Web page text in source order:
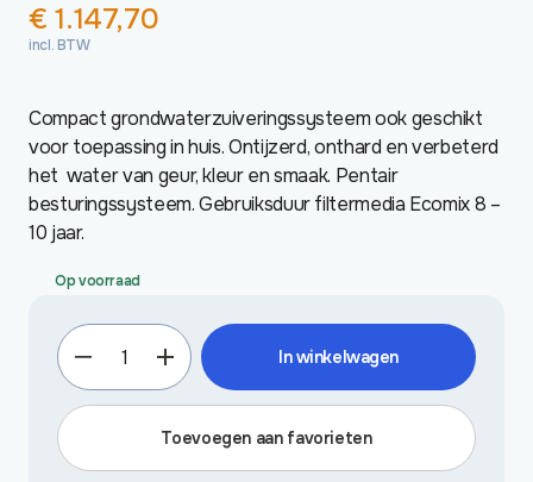
€ 1.147,70
incl. BTW
Compact grondwaterzuiveringssysteem ook geschikt
voor toepassing in huis. Ontijzerd, onthard en verbeterd
het water van geur, kleur en smaak. Pentair
besturingssysteem. Gebruiksduur filtermedia Ecomix 8 –
10 jaar.
Op voorraad
Ecom
25K
Pentair
grondwaterzuivering
aantal
In winkelwagen
Toevoegen aan favorieten